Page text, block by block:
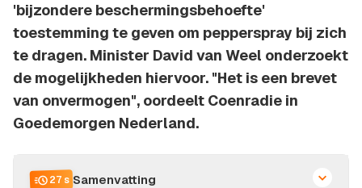
'bijzondere beschermingsbehoefte'
toestemming te geven om pepperspray bij zich
te dragen. Minister David van Weel onderzoekt
de mogelijkheden hiervoor. "Het is een brevet
van onvermogen", oordeelt Coenradie in
Goedemorgen Nederland.
27 s Samenvatting